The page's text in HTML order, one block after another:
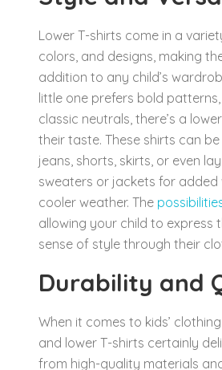
Lower T-shirts come in a
colors, and designs, making
addition to any child’s
little one prefers bold
classic neutrals, there’s a
their taste. These shirts can
jeans, shorts, skirts, or even
sweaters or jackets for added
cooler weather. The
allowing your child to express
sense of style through their
Durability and
When it comes to kids’
and lower T-shirts certainly
from high-quality materials